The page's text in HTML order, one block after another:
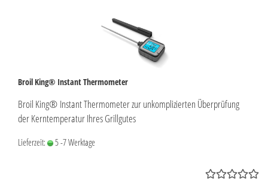
Broil King® Instant Thermometer
Broil King® Instant Thermometer zur unkomplizierten Überprüfung
der Kerntemperatur Ihres Grillgutes
Lieferzeit: 5 -7 Werktage